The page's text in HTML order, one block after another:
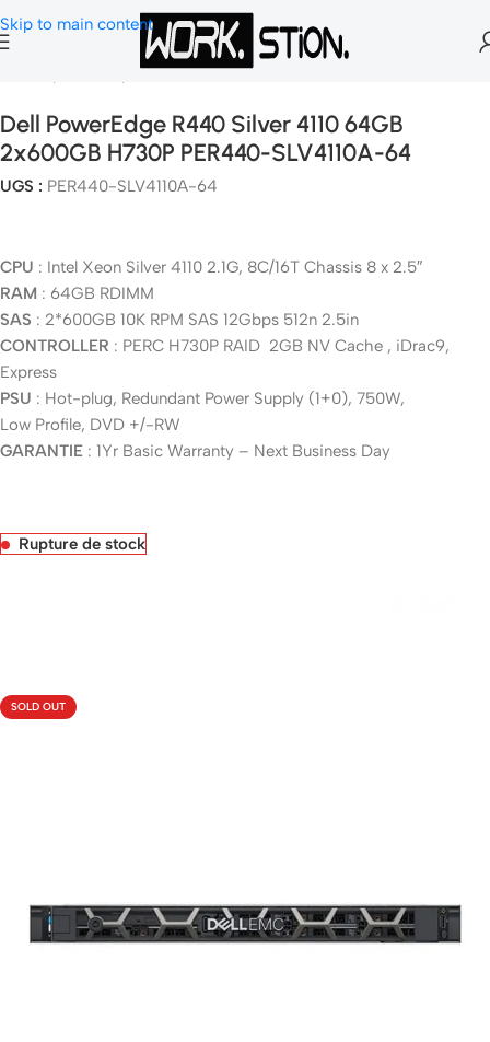
Skip to main content
Serveurs Rack-ables
Dell PowerEdge R440 Silver 4110 64GB
2x600GB H730P PER440-SLV4110A-64
UGS : PER440-SLV4110A-64
CPU : Intel Xeon Silver 4110 2.1G, 8C/16T Chassis 8 x 2.5″
RAM : 64GB RDIMM
SAS : 2*600GB 10K RPM SAS 12Gbps 512n 2.5in
CONTROLLER : PERC H730P RAID 2GB NV Cache , iDrac9,
Express
PSU : Hot-plug, Redundant Power Supply (1+0), 750W,
Low Profile, DVD +/-RW
GARANTIE : 1Yr Basic Warranty – Next Business Day
Rupture de stock
SOLD OUT